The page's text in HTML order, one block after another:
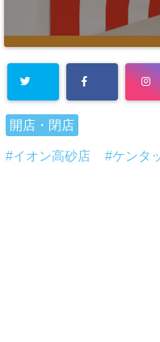
開店・閉店
イオン高砂店 ケンタ